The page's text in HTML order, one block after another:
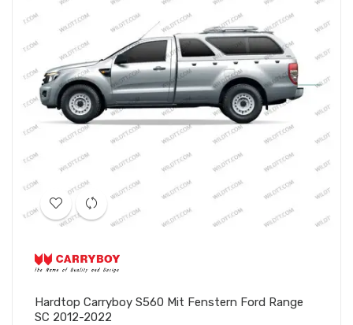
Hardtop Carryboy S560 Mit Fenstern Ford Range
SC 2012-2022